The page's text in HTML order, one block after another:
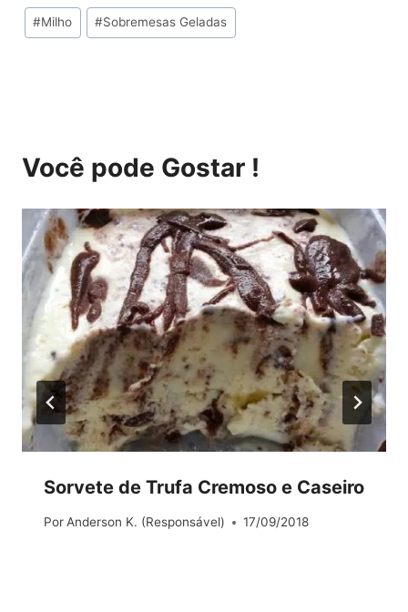
Tags
do
#Milho #Sobremesas Geladas
Você pode Gostar !
Sorvete de Trufa Cremoso e Caseiro
Por Anderson K. (Responsável) 17/09/2018